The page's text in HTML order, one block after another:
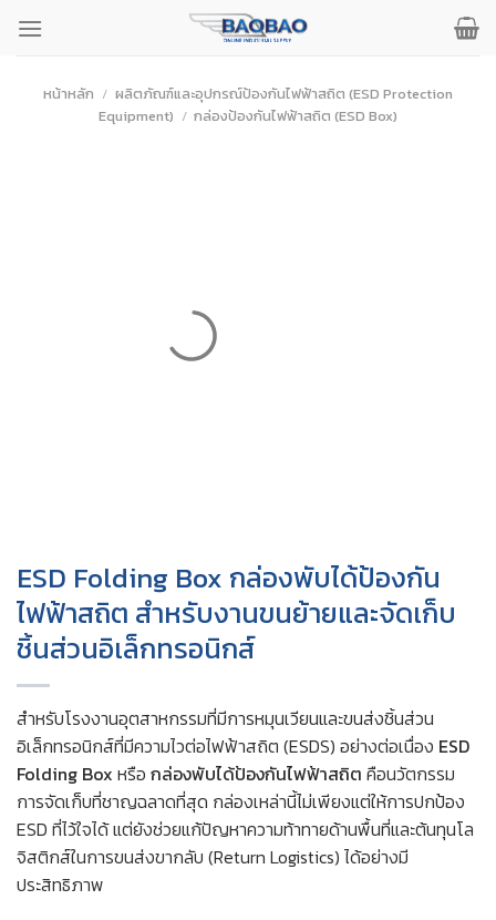
หน้าหลัก / ผลิตภัณฑ์และอุปกรณ์ป้องกันไฟฟ้าสถิต (ESD Protection
Equipment) / กล่องป้องกันไฟฟ้าสถิต (ESD Box)
ESD Folding Box กล่องพับได้ป้องกัน
ไฟฟ้าสถิต สำหรับงานขนย้ายและจัดเก็บ
ชิ้นส่วนอิเล็กทรอนิกส์
สำหรับโรงงานอุตสาหกรรมที่มีการหมุนเวียนและขนส่งชิ้นส่วน
อิเล็กทรอนิกส์ที่มีความไวต่อไฟฟ้าสถิต (ESDS) อย่างต่อเนื่อง ESD
Folding Box หรือ กล่องพับได้ป้องกันไฟฟ้าสถิต คือนวัตกรรม
การจัดเก็บที่ชาญฉลาดที่สุด กล่องเหล่านี้ไม่เพียงแต่ให้การปกป้อง
ESD ที่ไว้ใจได้ แต่ยังช่วยแก้ปัญหาความท้าทายด้านพื้นที่และต้นทุนโล
จิสติกส์ในการขนส่งขากลับ (Return Logistics) ได้อย่างมี
ประสิทธิภาพ